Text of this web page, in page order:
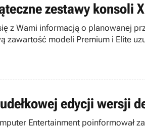
zestawy konsoli
z Wami informacją o planowanej
zawartość modeli Premium i Elite
edycji wersji
Entertainment